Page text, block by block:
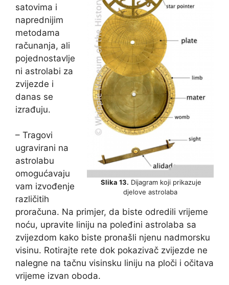
Slika 13. Dijagram koji prikazuje
djelove astrolaba
satovima i
naprednijim
metodama
računanja, ali
pojednostavlje
ni astrolabi za
zvijezde i
danas se
izrađuju.
– Tragovi
ugravirani na
astrolabu
omogućavaju
vam izvođenje
različitih
proračuna. Na primjer, da biste odredili vrijeme
noću, upravite liniju na poleđini astrolaba sa
zvijezdom kako biste pronašli njenu nadmorsku
visinu. Rotirajte rete dok pokazivač zvijezde ne
nalegne na tačnu visinsku liniju na ploči i očitava
vrijeme izvan oboda.